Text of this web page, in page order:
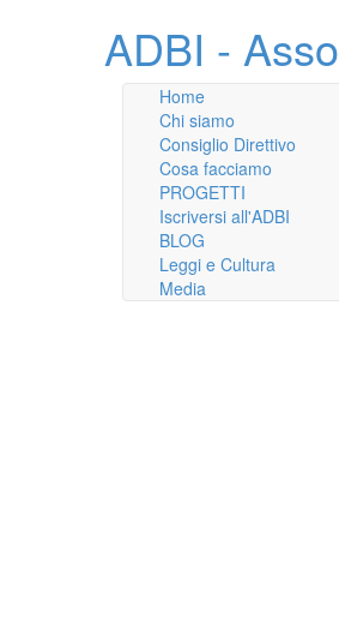
ADBI -
Home
Chi siamo
Consiglio Direttivo
Cosa facciamo
PROGETTI
Iscriversi all'ADBI
BLOG
Leggi e Cultura
Media